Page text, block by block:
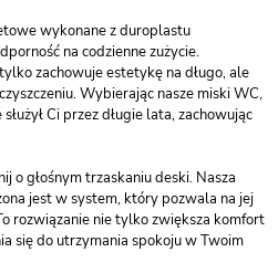
wykonane z duroplastu
na codzienne zużycie.
zachowuje estetykę na długo, ale
Wybierając nasze miski WC,
Ci przez długie lata, zachowując
o głośnym trzaskaniu deski. Nasza
jest w system, który pozwala na jej
rozwiązanie nie tylko zwiększa komfort
się do utrzymania spokoju w Twoim